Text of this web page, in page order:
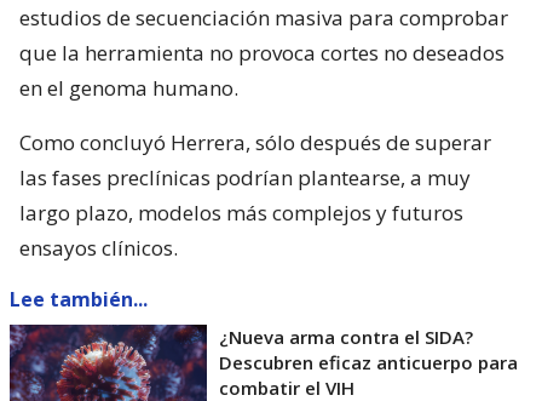
estudios de secuenciación masiva para comprobar
que la herramienta no provoca cortes no deseados
en el genoma humano.
Como concluyó Herrera, sólo después de superar
las fases preclínicas podrían plantearse, a muy
largo plazo, modelos más complejos y futuros
ensayos clínicos.
Lee también...
¿Nueva arma contra el SIDA?
Descubren eficaz anticuerpo para
combatir el VIH